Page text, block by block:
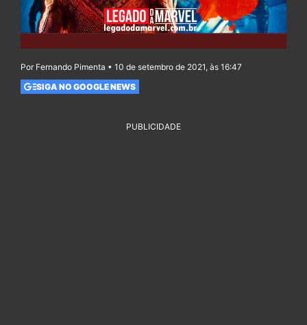
Por Fernando Pimenta • 10 de setembro de 2021, às 16:47
SIGA NO GOOGLE NEWS
PUBLICIDADE